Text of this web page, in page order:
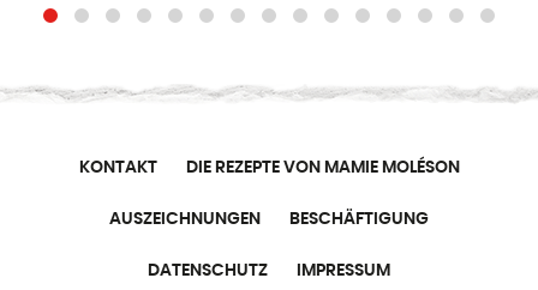
KONTAKT DIE REZEPTE VON MAMIE MOLÉSON
AUSZEICHNUNGEN BESCHÄFTIGUNG
DATENSCHUTZ IMPRESSUM